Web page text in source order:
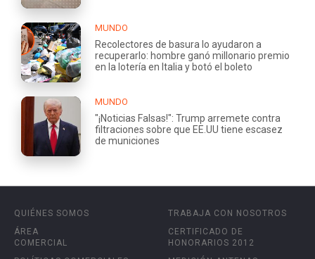
MUNDO
Recolectores de basura lo ayudaron a
recuperarlo: hombre ganó millonario premio
en la lotería en Italia y botó el boleto
MUNDO
"¡Noticias Falsas!": Trump arremete contra
filtraciones sobre que EE.UU tiene escasez
de municiones
QUIÉNES SOMOS
ÁREA
COMERCIAL
TRABAJA CON NOSOTROS
CERTIFICADO DE
HONORARIOS 2012